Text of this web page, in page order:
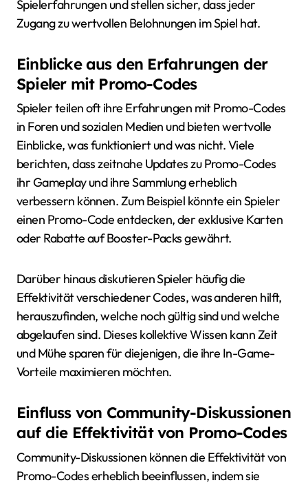
Spielerfahrungen und stellen sicher, dass jeder
Zugang zu wertvollen Belohnungen im Spiel hat.
Einblicke aus den Erfahrungen der
Spieler mit Promo-Codes
Spieler teilen oft ihre Erfahrungen mit Promo-Codes
in Foren und sozialen Medien und bieten wertvolle
Einblicke, was funktioniert und was nicht. Viele
berichten, dass zeitnahe Updates zu Promo-Codes
ihr Gameplay und ihre Sammlung erheblich
verbessern können. Zum Beispiel könnte ein Spieler
einen Promo-Code entdecken, der exklusive Karten
oder Rabatte auf Booster-Packs gewährt.
Darüber hinaus diskutieren Spieler häufig die
Effektivität verschiedener Codes, was anderen hilft,
herauszufinden, welche noch gültig sind und welche
abgelaufen sind. Dieses kollektive Wissen kann Zeit
und Mühe sparen für diejenigen, die ihre In-Game-
Vorteile maximieren möchten.
Einfluss von Community-Diskussionen
auf die Effektivität von Promo-Codes
Community-Diskussionen können die Effektivität von
Promo-Codes erheblich beeinflussen, indem sie